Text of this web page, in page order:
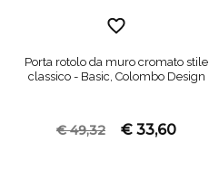
Porta rotolo da muro cromato stile
classico - Basic, Colombo Design
€ 49,32 € 33,60